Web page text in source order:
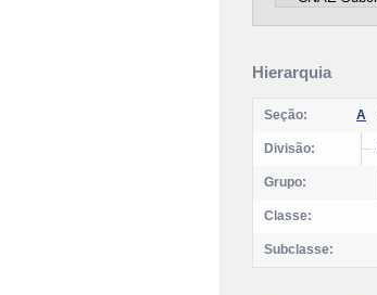
Hierarquia
Seção: A
Divisão:
Grupo:
Classe:
Subclasse: